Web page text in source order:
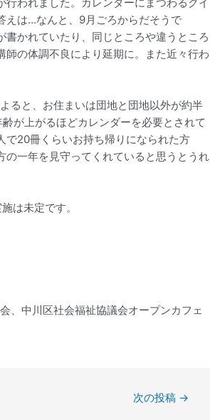
えは…なんと、9月ごろからだそうで
かれていたり、同じところや違うところ
の体調不良により延期に。また近々行わ
ると、お住まいは団地と団地以外が約半
が上がるほどカレンダーを必要とされて
で20冊くらいお持ち帰りになられた方
一年を見守ってくれていると思うとうれ
は未定です。
、中川区社会福祉協議会オープンカフェ
次の投稿 →